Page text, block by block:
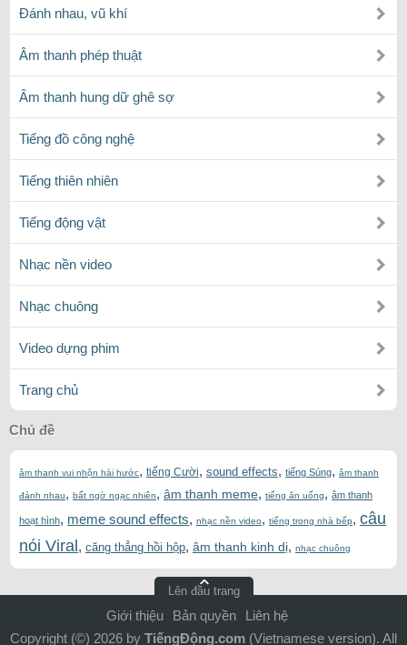
Đánh nhau, vũ khí
Âm thanh phép thuật
Âm thanh hung dữ ghê sợ
Tiếng đồ công nghệ
Tiếng thiên nhiên
Tiếng động vật
Nhạc nền video
Nhạc chuông
Video dựng phim
Trang chủ
Chủ đề
âm thanh vui nhộn hài hước, tiếng Cười, sound effects, tiếng Súng, âm thanh
đánh nhau, bất ngờ ngạc nhiên, âm thanh meme, tiếng ăn uống, âm thanh
hoạt hình, meme sound effects, nhạc nền video, tiếng trong nhà bếp, câu
nói Viral , căng thẳng hồi hộp, âm thanh kinh dị, nhạc chuông
Lên đầu trang
Giới thiệu Bản quyền
Liên hệ
Copyright (©) 2026 by TiếngĐộng.com (Vietnamese version). All